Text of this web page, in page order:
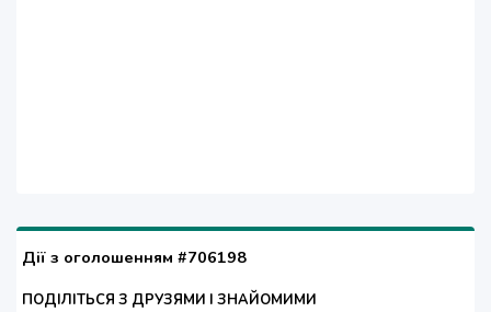
Дії з оголошенням #706198
ПОДІЛІТЬСЯ З ДРУЗЯМИ І ЗНАЙОМИМИ